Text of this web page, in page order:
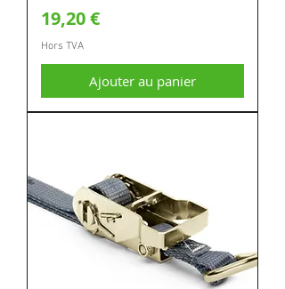
Prix
19,20 €
Hors TVA
Ajouter au panier